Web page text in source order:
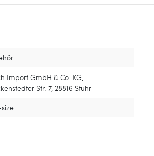
Import GmbH & Co. KG,
Str. 7, 28816 Stuhr